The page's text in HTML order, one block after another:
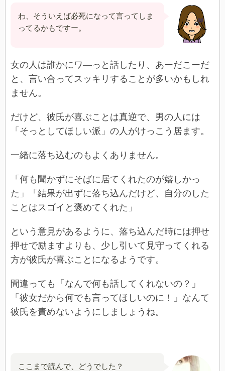
わ、そういえば必死になって言ってしま
ってるかもですー。
女の人は誰かにワ―っと話したり、あーだこーだ
と、言い合ってスッキリすることが多いかもしれ
ません。
だけど、彼氏が喜ぶことは真逆で、男の人には
「そっとしてほしい派」の人がけっこう居ます。
一緒に落ち込むのもよくありません。
「何も聞かずにそばに居てくれたのが嬉しかっ
た」「結果が出ずに落ち込んだけど、自分のした
ことはスゴイと褒めてくれた」
という意見があるように、落ち込んだ時には押せ
押せで励ますよりも、少し引いて見守ってくれる
方が彼氏が喜ぶことになるようです。
間違っても「なんで何も話してくれないの？」
「彼女だから何でも言ってほしいのに！」なんて
彼氏を責めないようにしましょうね。
ここまで読んで、どうでした？